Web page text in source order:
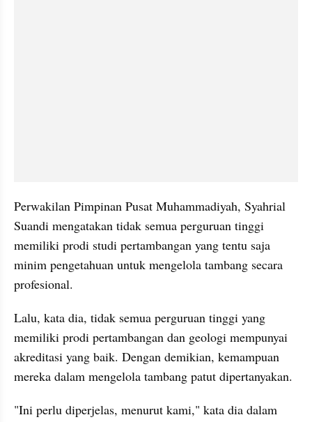
Perwakilan Pimpinan Pusat Muhammadiyah, Syahrial
Suandi mengatakan tidak semua perguruan tinggi
memiliki prodi studi pertambangan yang tentu saja
minim pengetahuan untuk mengelola tambang secara
profesional.
Lalu, kata dia, tidak semua perguruan tinggi yang
memiliki prodi pertambangan dan geologi mempunyai
akreditasi yang baik. Dengan demikian, kemampuan
mereka dalam mengelola tambang patut dipertanyakan.
"Ini perlu diperjelas, menurut kami," kata dia dalam